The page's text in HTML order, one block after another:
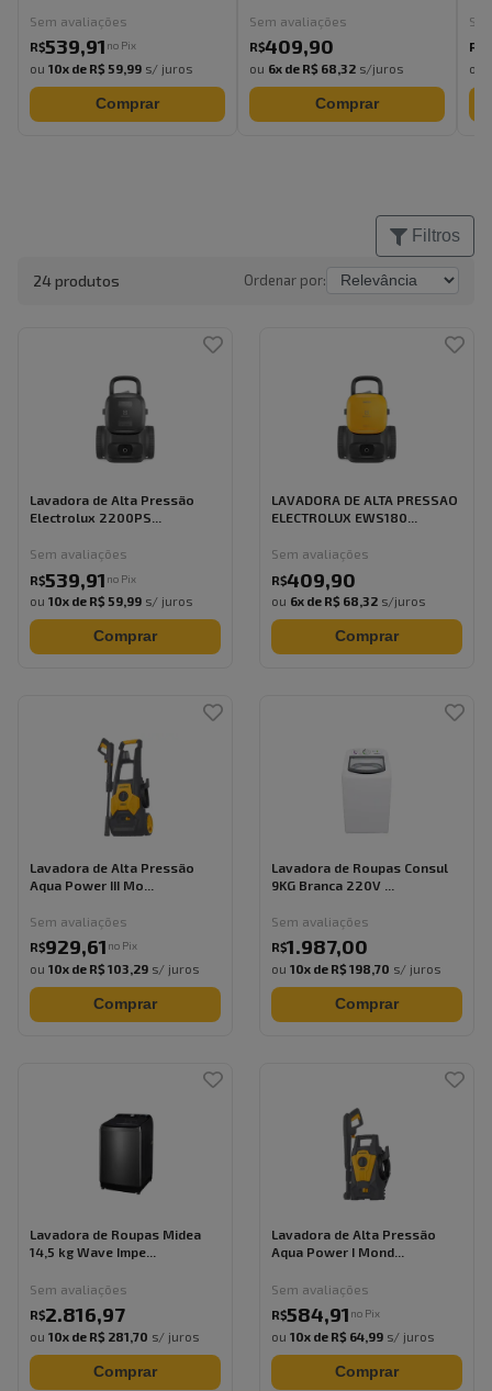
Sem avaliações
R$539,91 no Pix
ou 10x de R$ 59,99 s/ juros
Comprar
Sem avaliações
R$409,90
ou 6x de R$ 68,32 s/juros
Comprar
R$
ou
Filtros
24produtos Ordenar por:
Lavadora de Alta Pressão
Electrolux 2200PS...
Sem avaliações
R$539,91 no Pix
ou 10x de R$ 59,99 s/ juros
Comprar
LAVADORA DE ALTA PRESSAO
ELECTROLUX EWS180...
Sem avaliações
R$409,90
ou 6x de R$ 68,32 s/juros
Comprar
Lavadora de Alta Pressão
Aqua Power III Mo...
Sem avaliações
R$929,61 no Pix
ou 10x de R$ 103,29 s/ juros
Comprar
Lavadora de Roupas Consul
9KG Branca 220V ...
Sem avaliações
R$1.987,00
ou 10x de R$ 198,70 s/ juros
Comprar
Lavadora de Roupas Midea
14,5 kg Wave Impe...
Sem avaliações
R$2.816,97
ou 10x de R$ 281,70 s/ juros
Comprar
Lavadora de Alta Pressão
Aqua Power I Mond...
Sem avaliações
R$584,91 no Pix
ou 10x de R$ 64,99 s/ juros
Comprar